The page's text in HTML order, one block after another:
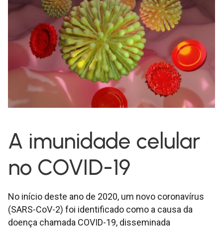
A imunidade celular
no COVID-19
No início deste ano de 2020, um novo coronavírus
(SARS-CoV-2) foi identificado como a causa da
doença chamada COVID-19, disseminada